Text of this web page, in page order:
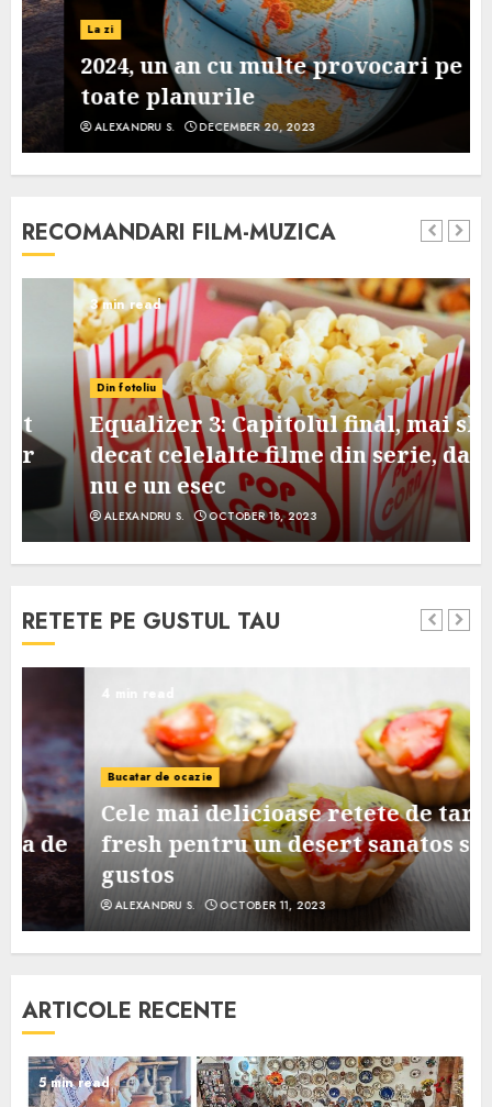
La zi
2024, un an cu multe provocari pe
toate planurile
ALEXANDRU S. DECEMBER 20, 2023
RECOMANDARI FILM-MUZICA
3 min read
Din fotoliu
Equalizer 3: Capitolul final, mai slab
decat celelalte filme din serie, dar
nu e un esec
ALEXANDRU S. OCTOBER 18, 2023
RETETE PE GUSTUL TAU
4 min read
Bucatar de ocazie
Cele mai delicioase retete de tarte
fresh pentru un desert sanatos si
gustos
ALEXANDRU S. OCTOBER 11, 2023
ARTICOLE RECENTE
5 min read